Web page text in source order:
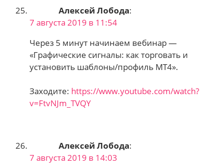
Алексей Лобода:
7 августа 2019 в 11:54
Через 5 минут начинаем вебинар —
«Графические сигналы: как торговать и
установить шаблоны/профиль МТ4».
Заходите: https://www.youtube.com/watch?
v=FtvNJm_TVQY
Алексей Лобода:
7 августа 2019 в 14:03